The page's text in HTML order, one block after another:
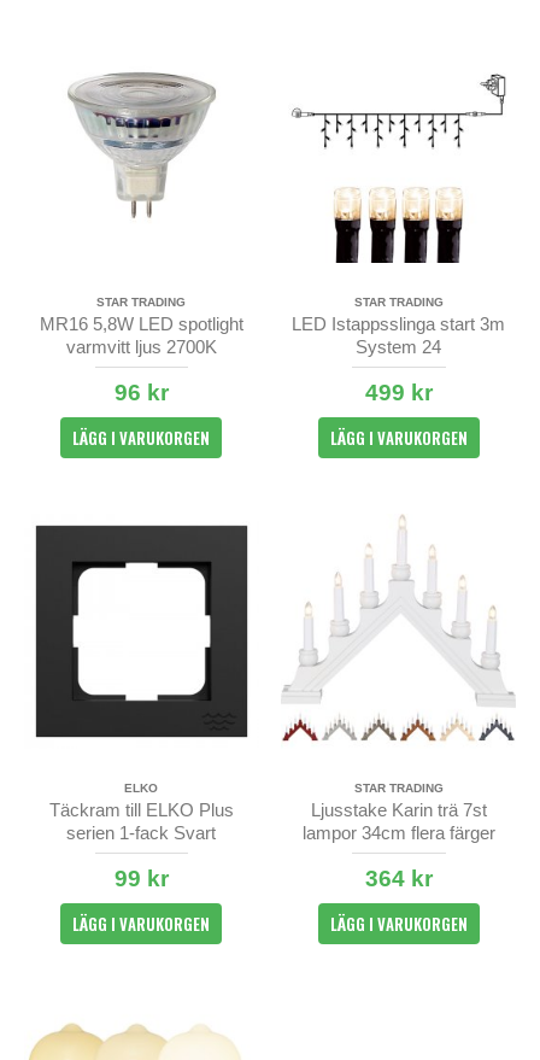
STAR TRADING
MR16 5,8W LED spotlight
varmvitt ljus 2700K
96 kr
LÄGG I VARUKORGEN
STAR TRADING
LED Istappsslinga start 3m
System 24
499 kr
LÄGG I VARUKORGEN
ELKO
Täckram till ELKO Plus
serien 1-fack Svart
OceanPlastic
99 kr
LÄGG I VARUKORGEN
STAR TRADING
Ljusstake Karin trä 7st
lampor 34cm flera färger
364 kr
LÄGG I VARUKORGEN